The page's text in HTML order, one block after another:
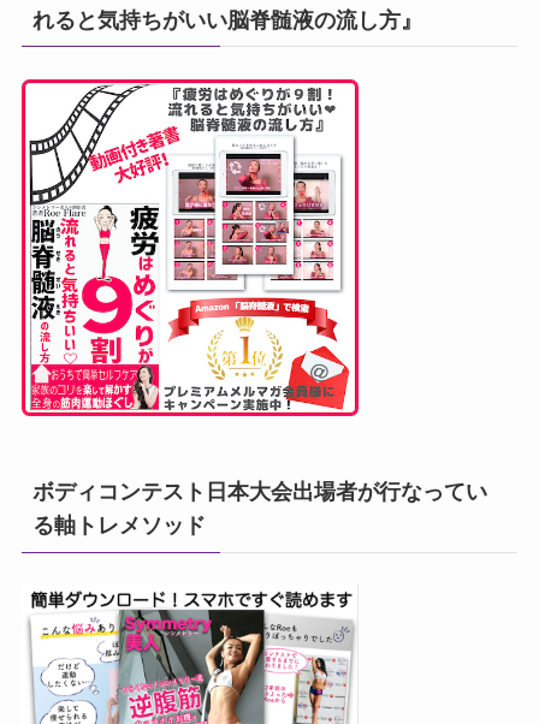
れると気持ちがいい脳脊髄液の流し方』
ボディコンテスト日本大会出場者が行なってい
る軸トレメソッド